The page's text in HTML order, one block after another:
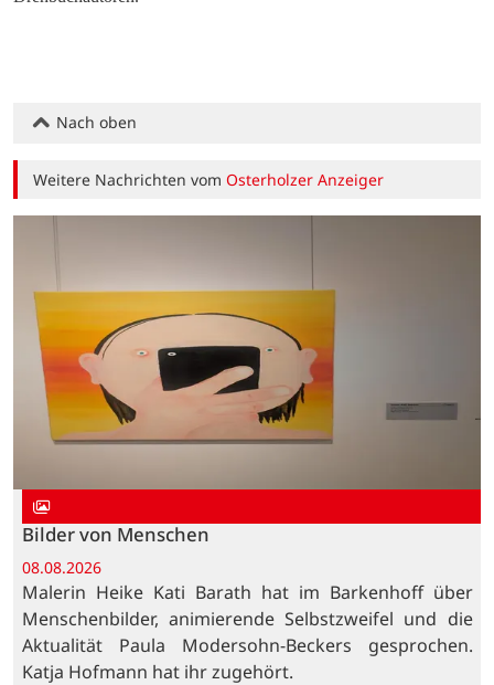
Nach oben
Weitere Nachrichten vomOsterholzer Anzeiger
Bilder von Menschen
08.08.2026
Malerin Heike Kati Barath hat im Barkenhoff über
Menschenbilder, animierende Selbstzweifel und die
Aktualität Paula Modersohn-Beckers gesprochen.
Katja Hofmann hat ihr zugehört.